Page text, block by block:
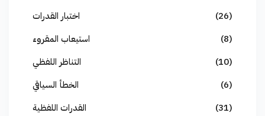
اختبار القدرات
(26)
استيعاب المقروء
(8)
التناظر اللفظي
(10)
الخطأ السياقي
(6)
القدرات اللفظية
(31)